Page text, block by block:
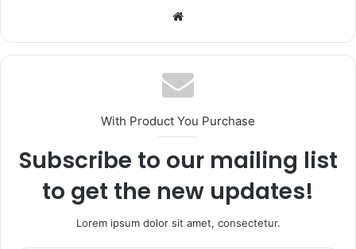
Website
With Product You Purchase
Subscribe to our mailing list
to get the new updates!
Lorem ipsum dolor sit amet, consectetur.